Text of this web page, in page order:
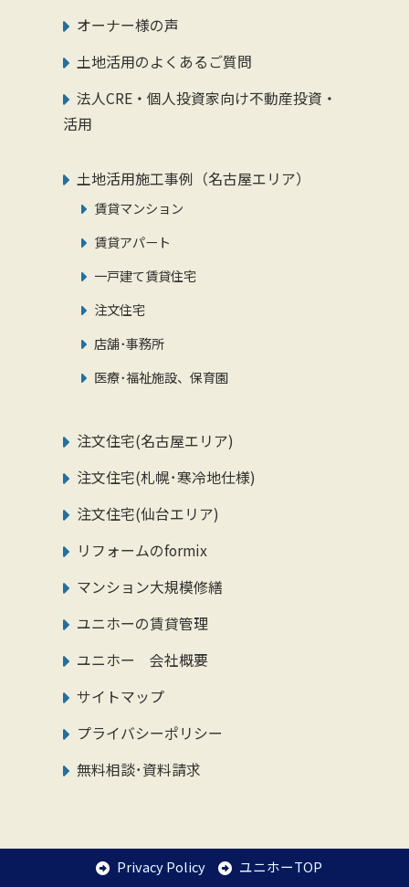
オーナー様の声
土地活用のよくあるご質問
法人CRE・個人投資家向け不動産投資・
活用
土地活用施工事例（名古屋エリア）
賃貸マンション
賃貸アパート
一戸建て賃貸住宅
注文住宅
店舗･事務所
医療･福祉施設、保育園
注文住宅(名古屋エリア)
注文住宅(札幌･寒冷地仕様)
注文住宅(仙台エリア)
リフォームのformix
マンション大規模修繕
ユニホーの賃貸管理
ユニホー 会社概要
サイトマップ
プライバシーポリシー
無料相談･資料請求
Privacy Policy
ユニホーTOP